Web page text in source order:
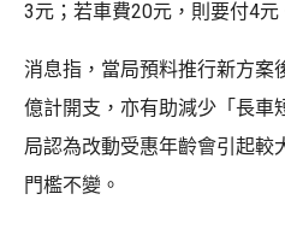
3元；若車費20元，則要付4元
消息指，當局預料推行新方案
億計開支，亦有助減少「長車
局認為改動受惠年齡會引起較
門檻不變。